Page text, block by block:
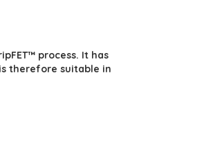
process. It has
therefore suitable in